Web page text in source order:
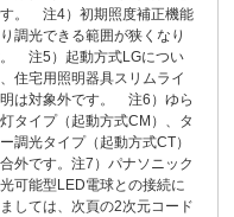
。 注4）初期照度補正機能
調光できる範囲が狭くなり
。 注5）起動方式LGについ
住宅用照明器具スリムライ
は対象外です。 注6）ゆら
タイプ（起動方式CM）、タ
調光タイプ（起動方式CT）
外です。注7）パナソニック
可能型LED電球との接続に
しては、次頁の2次元コード